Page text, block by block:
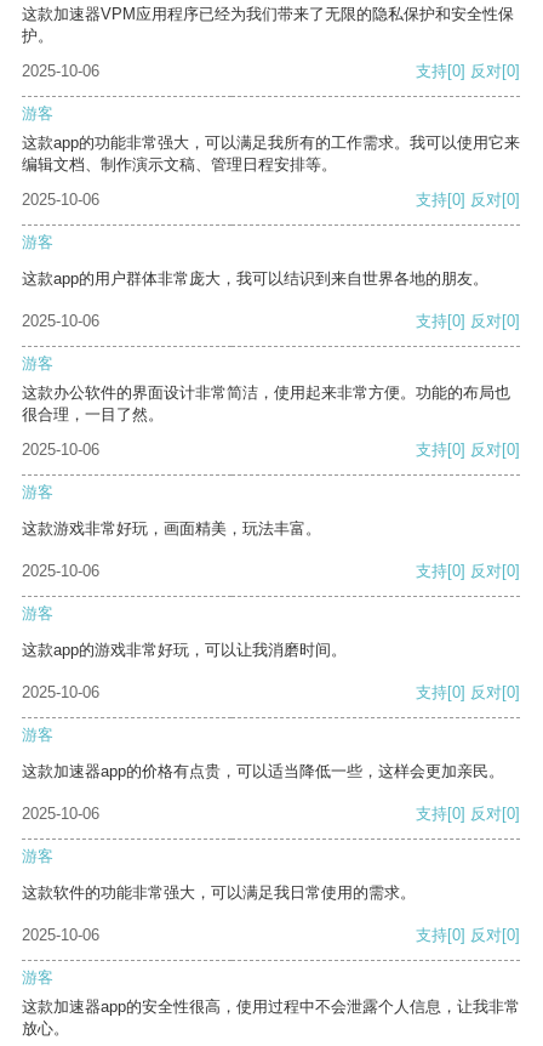
这款加速器VPM应用程序已经为我们带来了无限的隐私保护和安全性保
护。
2025-10-06
支持[0] 反对[0]
游客
这款app的功能非常强大，可以满足我所有的工作需求。我可以使用它来
编辑文档、制作演示文稿、管理日程安排等。
2025-10-06
支持[0] 反对[0]
游客
这款app的用户群体非常庞大，我可以结识到来自世界各地的朋友。
2025-10-06 支持[0] 反对[0]
游客
这款办公软件的界面设计非常简洁，使用起来非常方便。功能的布局也
很合理，一目了然。
2025-10-06
支持[0] 反对[0]
游客
这款游戏非常好玩，画面精美，玩法丰富。
2025-10-06 支持[0] 反对[0]
游客
这款app的游戏非常好玩，可以让我消磨时间。
2025-10-06 支持[0] 反对[0]
游客
这款加速器app的价格有点贵，可以适当降低一些，这样会更加亲民。
2025-10-06 支持[0] 反对[0]
游客
这款软件的功能非常强大，可以满足我日常使用的需求。
2025-10-06 支持[0] 反对[0]
游客
这款加速器app的安全性很高，使用过程中不会泄露个人信息，让我非常
放心。